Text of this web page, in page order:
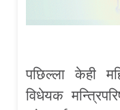
पछिल्ला केही
विधेयक